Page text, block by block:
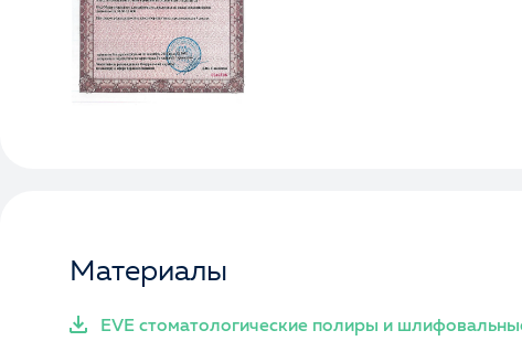
Материалы
EVE стоматологические полиры и